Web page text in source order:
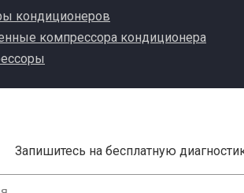
кондиционеров
компрессора кондиционера
Запишитесь на бесплатную